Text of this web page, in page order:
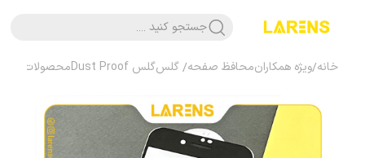
جستجو کنید ....
خانه/ویژه همکارانمحافظ صفحه/ گلسگلس Dust Proof محصولات اپل